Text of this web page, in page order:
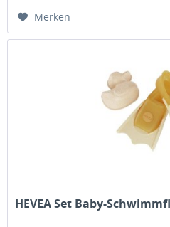
Merken
HEVEA Set Baby-